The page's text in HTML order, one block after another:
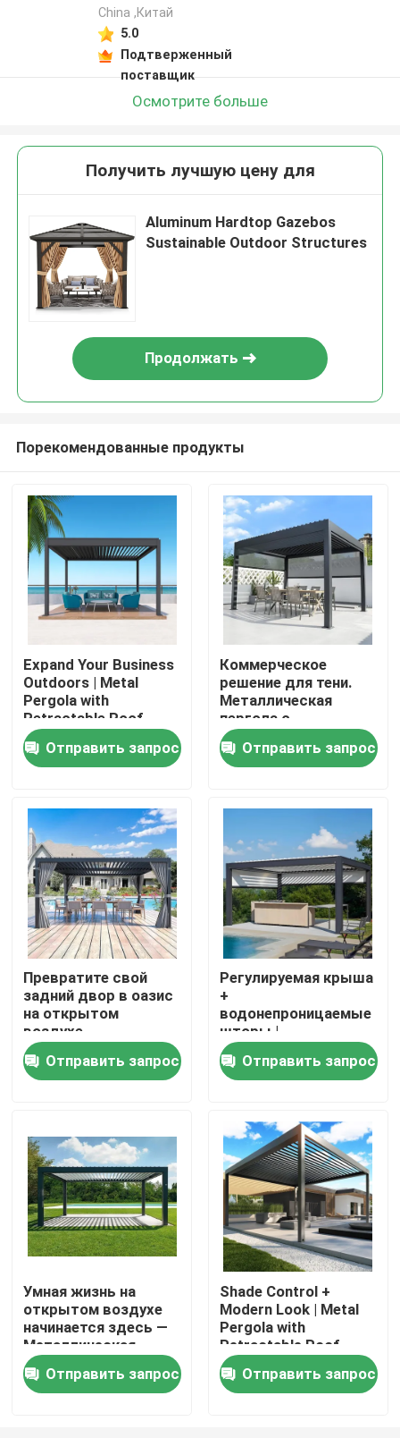
Дом
Продукты
О нас
Проверка качества
Свяжитесь мы
Новости
Спросите цитату
Алюминиевая пергола патио
China ,Китай
5.0
Подтверженный
поставщик
Осмотрите больше
Получить лучшую цену для
Aluminum Hardtop Gazebos
Sustainable Outdoor Structures
Продолжать
Порекомендованные продукты
Expand Your Business
Outdoors | Metal
Pergola with
Retractable Roof
Отправить запрос
Коммерческое
решение для тени.
Металлическая
пергола с
выдвижной крышей.
Отправить запрос
Превратите свой
задний двор в оазис
на открытом
воздухе.
Металлическая
пергола с
выдвижной крышей.
Отправить запрос
Регулируемая крыша
+
водонепроницаемые
шторы |
Металлическая
пергола с
выдвижной крышей
Отправить запрос
Умная жизнь на
открытом воздухе
начинается здесь —
Металлическая
пергола с
выдвижной крышей
Отправить запрос
Shade Control +
Modern Look | Metal
Pergola with
Retractable Roof
Отправить запрос